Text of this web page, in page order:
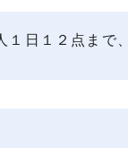
日１２点まで